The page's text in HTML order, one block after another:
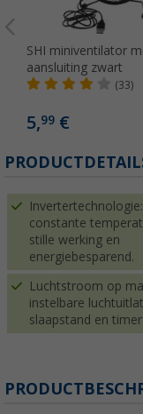
SHI miniventilator
aansluiting zwart
(33)
5,99 €
Invertertechnologie:
constante
stille werking en
energiebesparend.
Luchtstroom op
instelbare
slaapstand en